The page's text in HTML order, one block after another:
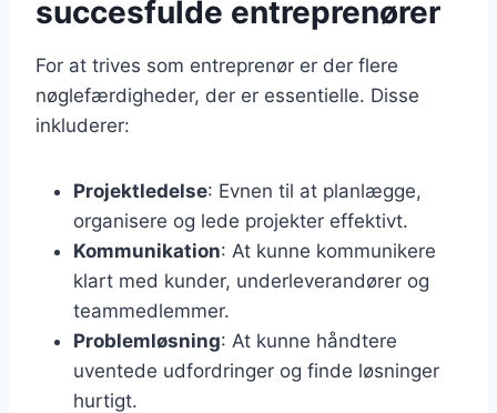
succesfulde entreprenører
For at trives som entreprenør er der flere
nøglefærdigheder, der er essentielle. Disse
inkluderer:
Projektledelse: Evnen til at planlægge,
organisere og lede projekter effektivt.
Kommunikation: At kunne kommunikere
klart med kunder, underleverandører og
teammedlemmer.
Problemløsning: At kunne håndtere
uventede udfordringer og finde løsninger
hurtigt.